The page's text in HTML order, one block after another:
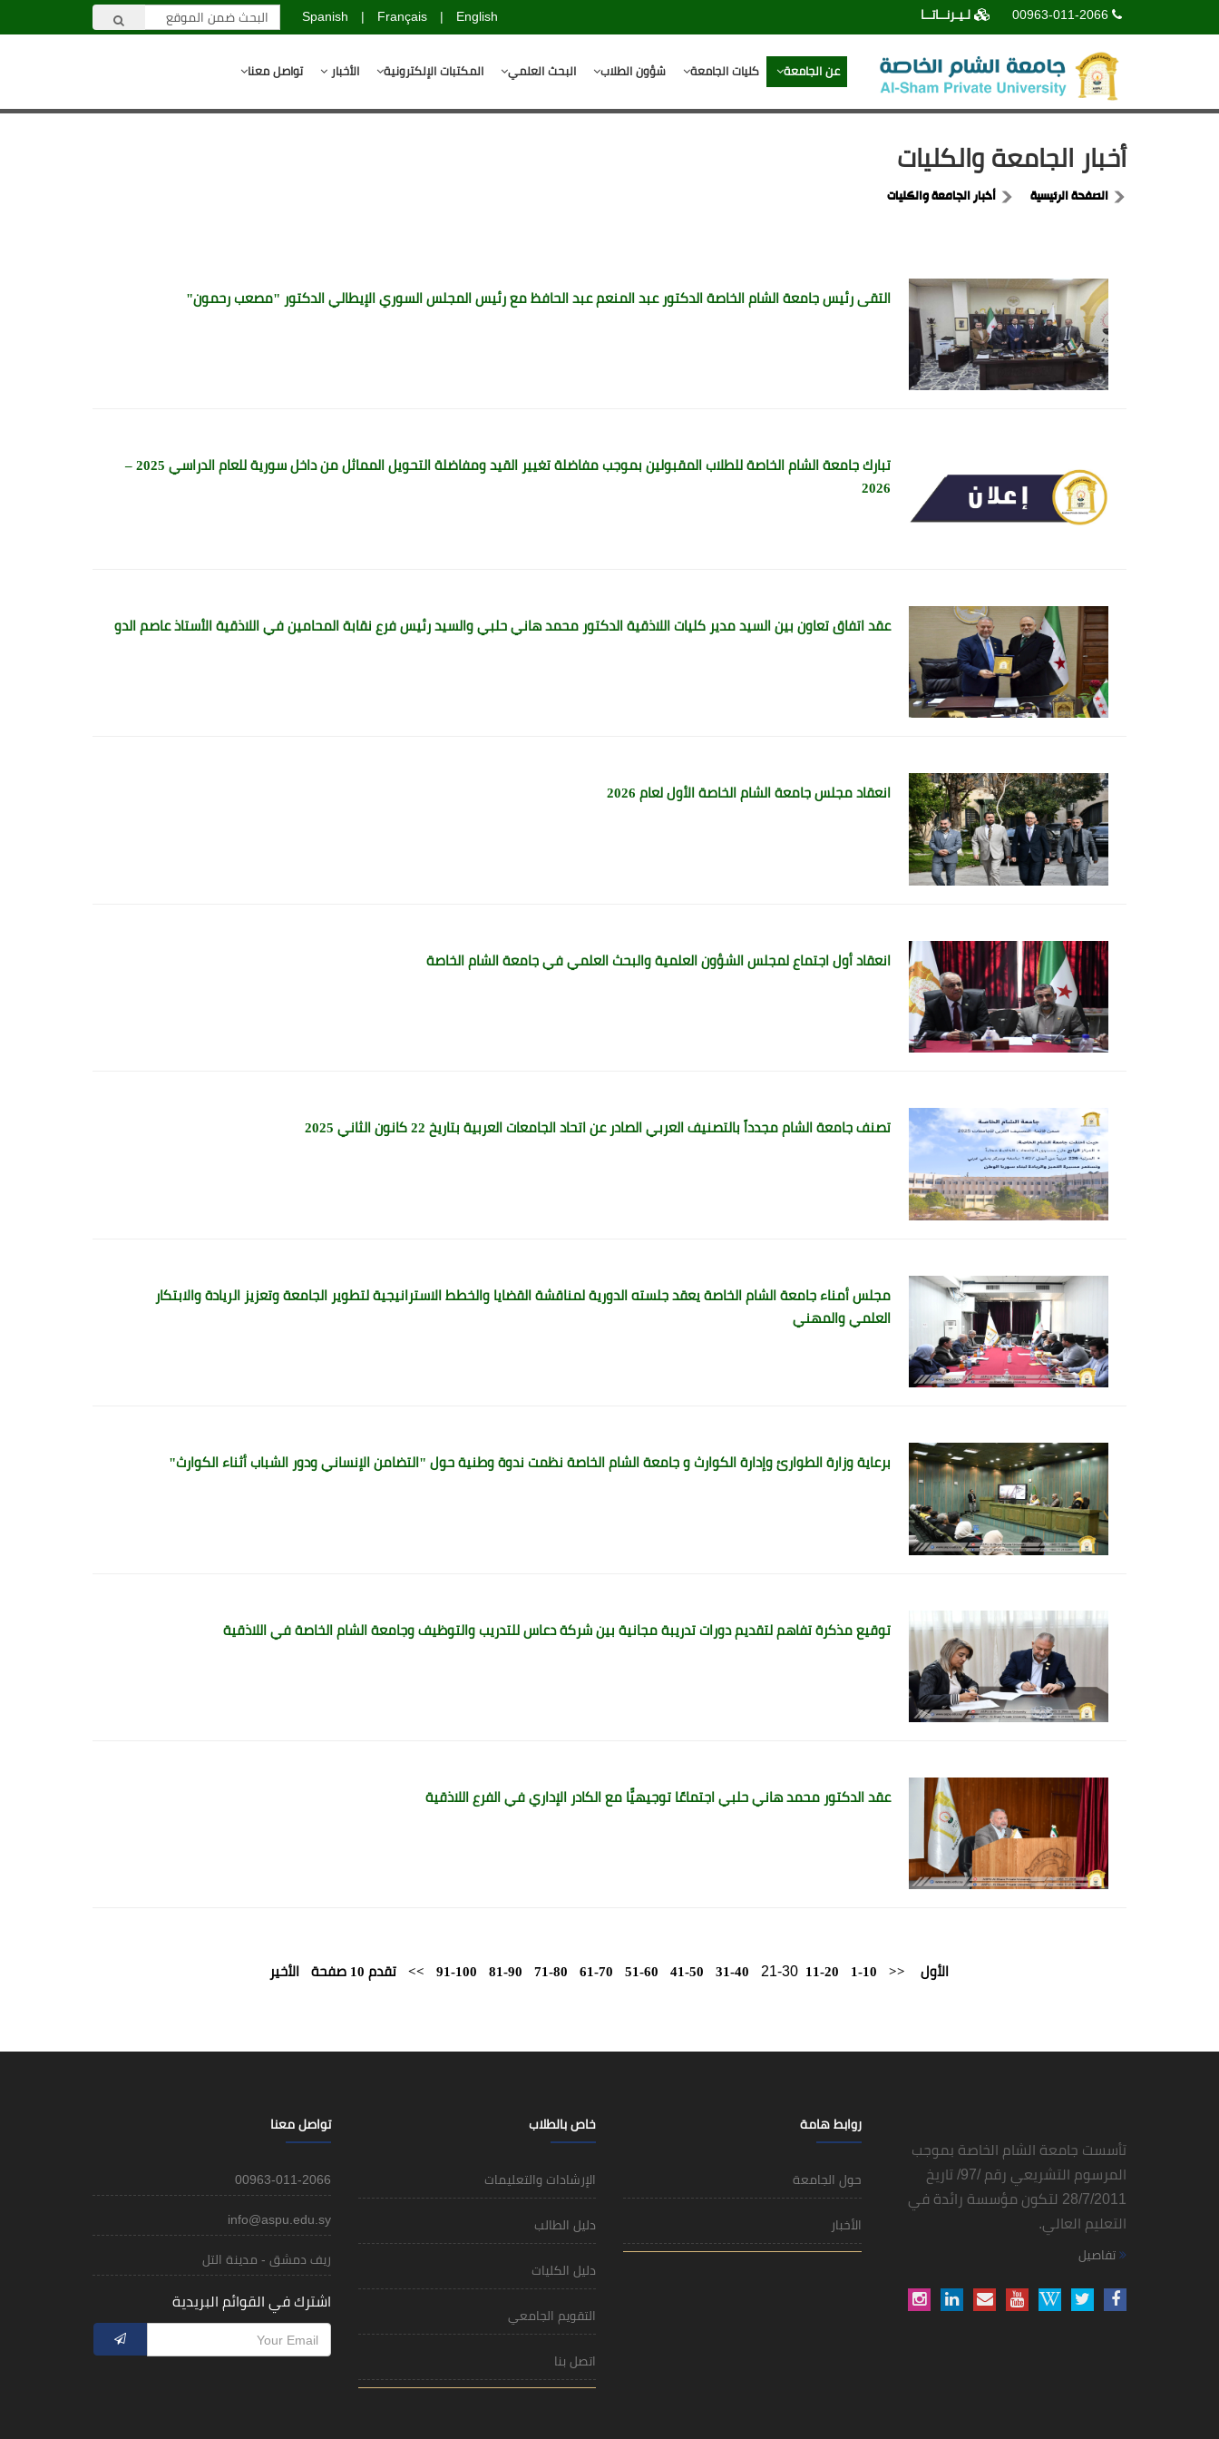
00963-011-2066 لـيـرنــاتــا English
|
Français
|
Spanish
عن الجامعة كليات الجامعة شؤون الطلاب البحث العلمي المكتبات الإلكترونية الأخبار تواصل معنا
أخبار الجامعة والكليات
الصفحة الرئيسية أخبار الجامعة والكليات
التقى رئيس جامعة الشام الخاصة الدكتور عبد المنعم عبد الحافظ مع رئيس المجلس السوري الإيطالي الدكتور "مصعب رحمون"
تبارك جامعة الشام الخاصة للطلاب المقبولين بموجب مفاضلة تغيير القيد ومفاضلة التحويل المماثل من داخل سورية للعام الدراسي 2025 –
2026
عقد اتفاق تعاون بين السيد مدير كليات اللاذقية الدكتور محمد هاني حلبي والسيد رئيس فرع نقابة المحامين في اللاذقية الأستاذ عاصم الدو
انعقاد مجلس جامعة الشام الخاصة الأول لعام 2026
انعقاد أول اجتماع لمجلس الشؤون العلمية والبحث العلمي في جامعة الشام الخاصة
تصنف جامعة الشام مجدداً بالتصنيف العربي الصادر عن اتحاد الجامعات العربية بتاريخ 22 كانون الثاني 2025
مجلس أمناء جامعة الشام الخاصة يعقد جلسته الدورية لمناقشة القضايا والخطط الاسترانيجية لتطوير الجامعة وتعزيز الريادة والابتكار
العلمي والمهني
برعاية وزارة الطوارئ وإدارة الكوارث و جامعة الشام الخاصة نظمت ندوة وطنية حول "التضامن الإنساني ودور الشباب أثناء الكوارث"
توقيع مذكرة تفاهم لتقديم دورات تدريبة مجانية بين شركة دعاس للتدريب والتوظيف وجامعة الشام الخاصة في اللاذقية
عقد الدكتور محمد هاني حلبي اجتماعًا توجيهيًّا مع الكادر الإداري في الفرع اللاذقية
الأول <<
1-10
11-20
31-40
41-50
51-60
61-70
71-80
81-90
91-100
>> تقدم 10 صفحة الأخير
تأسست جامعة الشام الخاصة بموجب
المرسوم التشريعي رقم /97/ تاريخ
28/7/2011 لتكون مؤسسة رائدة في
التعليم العالي.
تفاصيل
روابط هامة
حول الجامعة
الأخبار
خاص بالطلاب
الإرشادات والتعليمات
دليل الطالب
دليل الكليات
التقويم الجامعي
اتصل بنا
تواصل معنا
00963-011-2066
info@aspu.edu.sy
ريف دمشق - مدينة التل
اشترك في القوائم البريدية